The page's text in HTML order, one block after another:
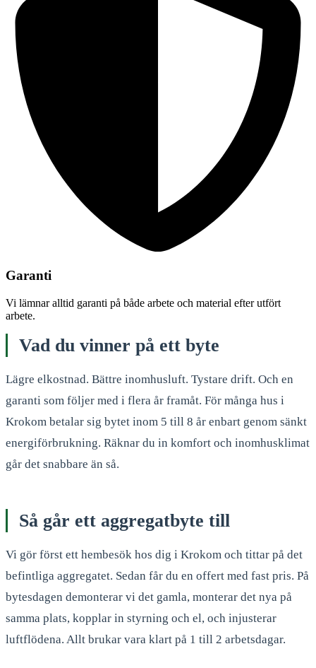
Garanti
Vi lämnar alltid garanti på både arbete och material efter utfört
arbete.
Vad du vinner på ett byte
Lägre elkostnad. Bättre inomhusluft. Tystare drift. Och en
garanti som följer med i flera år framåt. För många hus i
Krokom betalar sig bytet inom 5 till 8 år enbart genom sänkt
energiförbrukning. Räknar du in komfort och inomhusklimat
går det snabbare än så.
Så går ett aggregatbyte till
Vi gör först ett hembesök hos dig i Krokom och tittar på det
befintliga aggregatet. Sedan får du en offert med fast pris. På
bytesdagen demonterar vi det gamla, monterar det nya på
samma plats, kopplar in styrning och el, och injusterar
luftflödena. Allt brukar vara klart på 1 till 2 arbetsdagar.